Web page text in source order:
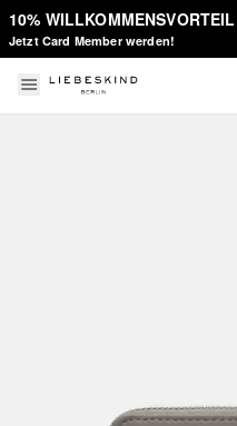
10% WILLKOMMENSVORTEIL
Jetzt Card Member werden!